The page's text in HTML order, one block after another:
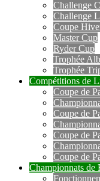
Challenge
Challenge
Coupe
Master Cup
Ryder Cup
Trophée
Trophée
Compétitions de
Coupe de
Coupe de
Coupe de
Coupe de
Championnats de